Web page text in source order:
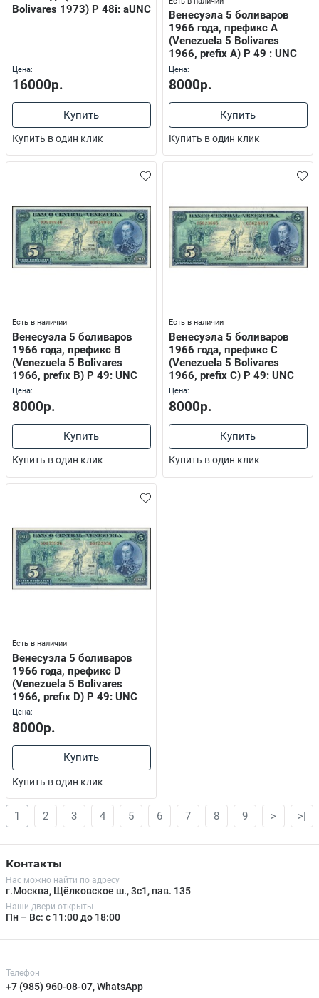
Bolivares 1973) P 48i: aUNC
Цена:
16000р.
Купить
Купить в один клик
Венесуэла 5 боливаров
1966 года, префикс А
(Venezuela 5 Bolivares
1966, prefix A) P 49 : UNC
Цена:
8000р.
Купить
Купить в один клик
Есть в наличии
Венесуэла 5 боливаров
1966 года, префикс В
(Venezuela 5 Bolivares
1966, prefix B) P 49: UNC
Цена:
8000р.
Купить
Купить в один клик
Есть в наличии
Венесуэла 5 боливаров
1966 года, префикс C
(Venezuela 5 Bolivares
1966, prefix C) P 49: UNC
Цена:
8000р.
Купить
Купить в один клик
Есть в наличии
Венесуэла 5 боливаров
1966 года, префикс D
(Venezuela 5 Bolivares
1966, prefix D) P 49: UNC
Цена:
8000р.
Купить
Купить в один клик
1 2 3 4 5 6 7 8 9 > >|
Контакты
Нас можно найти по адресу
г.Москва, Щёлковское ш., 3с1, пав. 135
Наши двери открыты
Пн – Вс: с 11:00 до 18:00
Телефон
+7 (985) 960-08-07, WhatsApp